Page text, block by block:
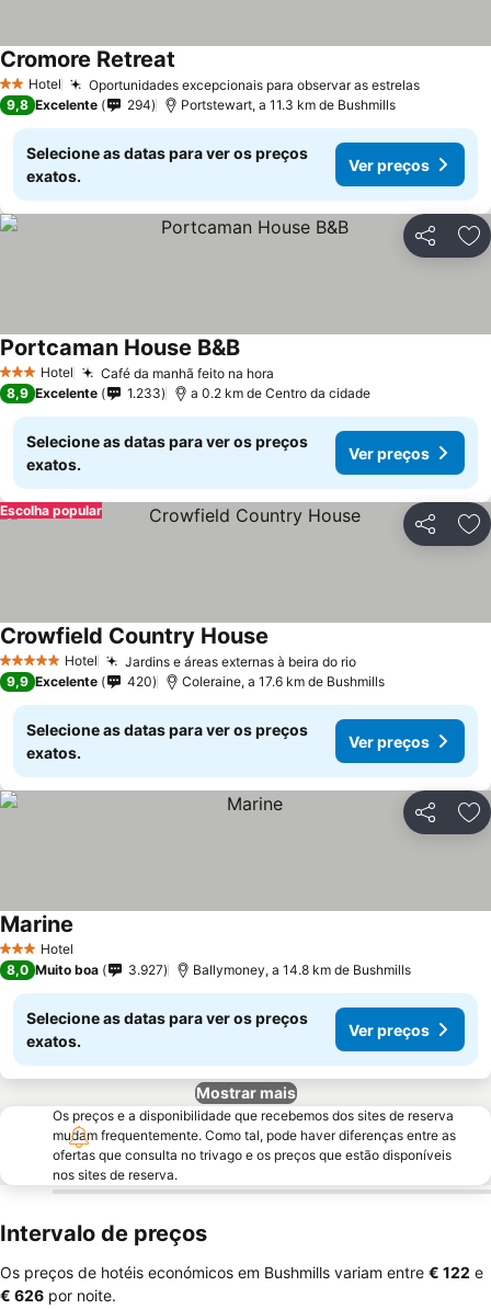
2 Estrelas
Hotel Oportunidades excepcionais para observar as estrelasVer
Cromore Retreat
9,8 Excelente 294 Portstewart, a 11.3 km de Bushmills
Selecione as datas para ver os preços
exatos.
Ver preços
Partilhar
3 EstrelasHotel Café da manhã feito na hora
Portcaman House B&BVer preços
8,9 Excelente 1.233 a 0.2 km de Centro da cidade
Selecione as datas para ver os preços
exatos.
Ver preços
Partilhar
Escolha popular
5 Estrelas Hotel Jardins e áreas externas à beira do rioVer preços
Crowfield Country House
9,9 Excelente 420 Coleraine, a 17.6 km de Bushmills
Selecione as datas para ver os preços
exatos.
Ver preços
Partilhar
3 EstrelasHotel
Marine
8,0 Muito boa 3.927 Ballymoney, a 14.8 km de Bushmills
Selecione as datas para ver os preços
exatos.
Ver preços
Mostrar mais
Os preços e a disponibilidade que recebemos dos sites de reserva
mudam frequentemente. Como tal, pode haver diferenças entre as
ofertas que consulta no trivago e os preços que estão disponíveis
nos sites de reserva.
Intervalo de preços
Os preços de hotéis económicos em Bushmills variam entre ‎€ 122 e
‎€ 626 por noite.